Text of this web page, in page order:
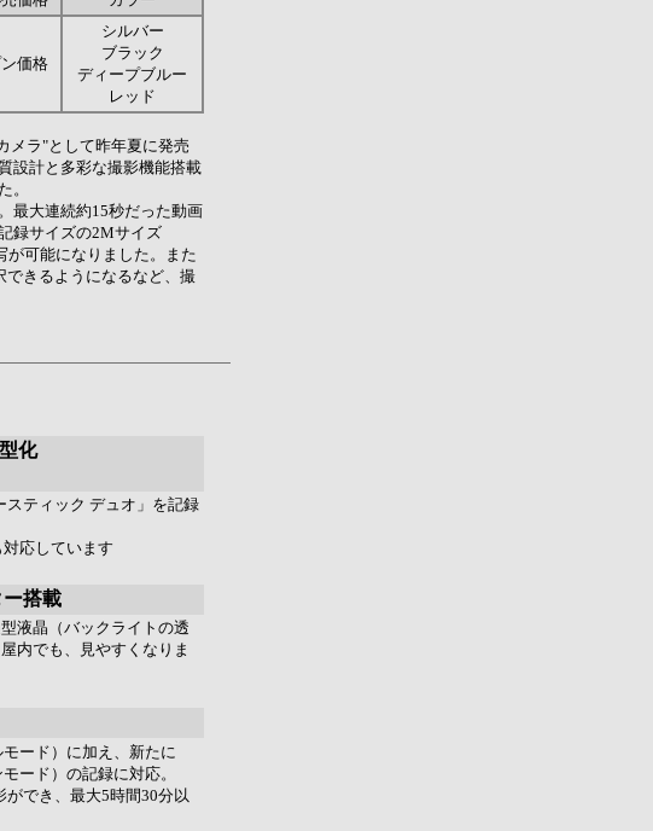
価格
シルバー
ブラック
ディープブルー
レッド
メラ"として昨年夏に発売
設計と多彩な撮影機能搭載
た。
最大連続約15秒だった動画
録サイズの2Mサイズ
が可能になりました。また
できるようになるなど、撮
化
ティック デュオ」を記録
応しています
搭載
液晶（バックライトの透
内でも、見やすくなりま
ード）に加え、新たに
ード）の記録に対応。
ができ、最大5時間30分以